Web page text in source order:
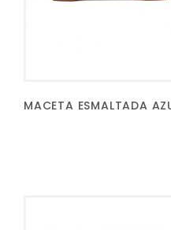
MACETA ESMALTADA